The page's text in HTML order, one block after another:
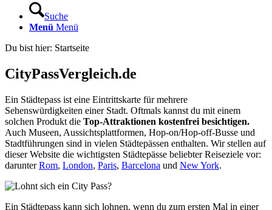
Suche
Menü Menü
Du bist hier: Startseite
CityPassVergleich.de
Ein Städtepass ist eine Eintrittskarte für mehrere
Sehenswürdigkeiten einer Stadt. Oftmals kannst du mit einem
solchen Produkt die Top-Attraktionen kostenfrei besichtigen.
Auch Museen, Aussichtsplattformen, Hop-on/Hop-off-Busse und
Stadtführungen sind in vielen Städtepässen enthalten. Wir stellen auf
dieser Website die wichtigsten Städtepässe beliebter Reiseziele vor:
darunterRom, London, Paris, Barcelona und New York.
Ein Städtepass kann sich lohnen, wenn du zum ersten Mal in einer